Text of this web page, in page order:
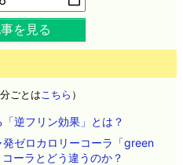
を見る
ごとは こちら ）
逆フリン効果」とは？
ゼロカロリーコーラ「green
ーラとどう違うのか？